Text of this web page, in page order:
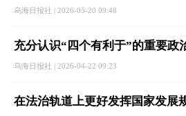
乌海日报社 | 2026-05-20 09:48
充分认识“四个有利于”的重要政
乌海日报社 | 2026-04-22 09:23
在法治轨道上更好发挥国家发展